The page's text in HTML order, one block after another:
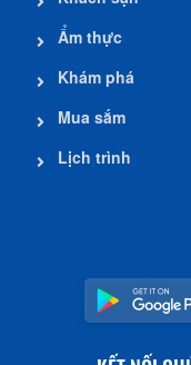
Ẩm thực
Khám phá
Mua sắm
Lịch trình